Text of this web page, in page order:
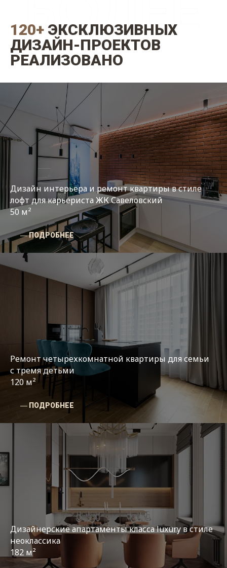
120+ ЭКСКЛЮЗИВНЫХ
ДИЗАЙН-ПРОЕКТОВ
РЕАЛИЗОВАНО
Дизайн интерьера и ремонт квартиры в стиле
лофт для карьериста ЖК Савеловский
50 м²
― ПОДРОБНЕЕ
Ремонт четырехкомнатной квартиры для семьи
с тремя детьми
120 м²
― ПОДРОБНЕЕ
Дизайнерские апартаменты класса luxury в стиле
неоклассика
182 м²